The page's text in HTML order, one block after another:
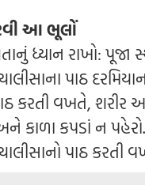
આ ભૂલોં
ધ્યાન રાખો:
પાઠ
કરતી વખતે, શરીર
કાળા કપડાં ન પહેરો.
પાઠ કરતી